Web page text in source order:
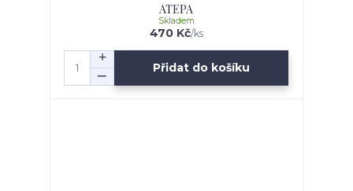
ATEPA
470 Kč/ks
Skladem
Přidat do košíku